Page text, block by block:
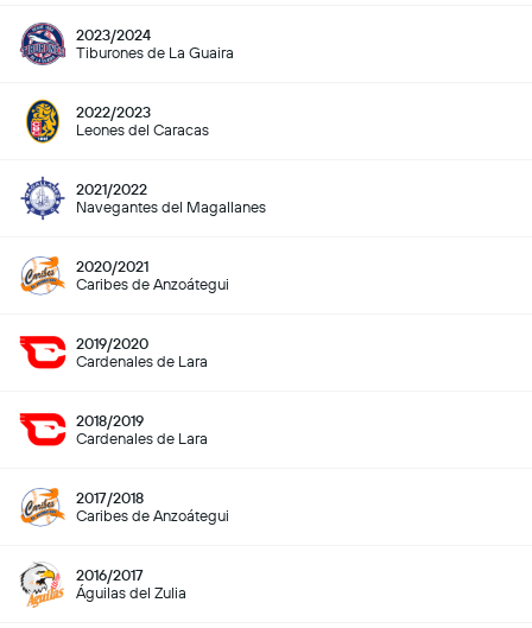
2023/2024
Tiburones de La Guaira
2022/2023
Leones del Caracas
2021/2022
Navegantes del Magallanes
2020/2021
Caribes de Anzoátegui
2019/2020
Cardenales de Lara
2018/2019
Cardenales de Lara
2017/2018
Caribes de Anzoátegui
2016/2017
Águilas del Zulia